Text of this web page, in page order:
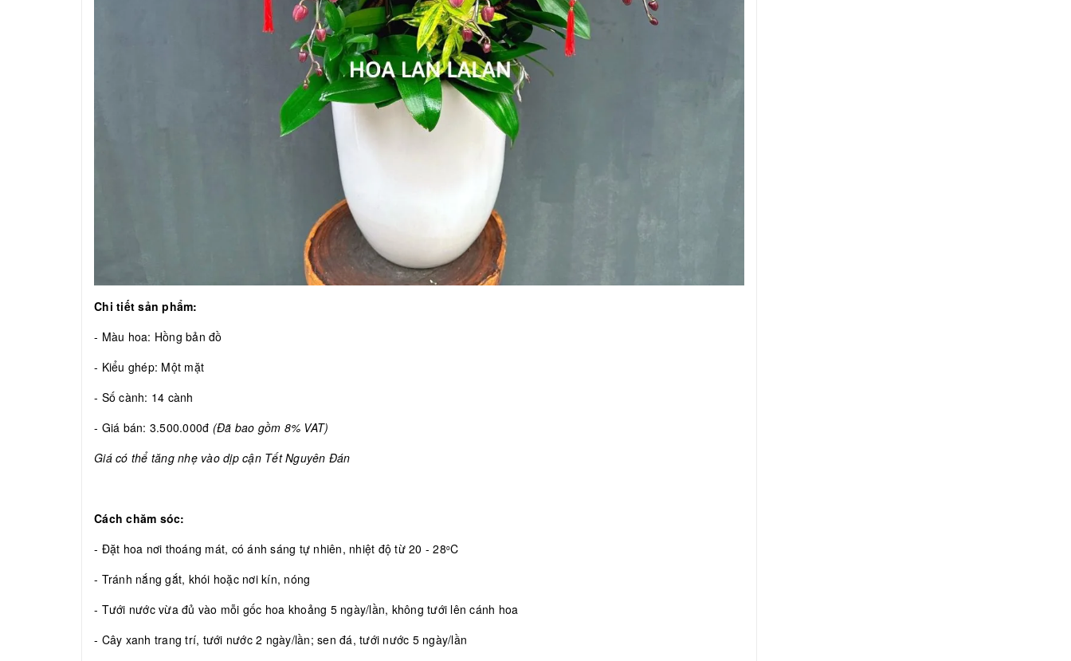
Chi tiết sản phẩm:
- Màu hoa: Hồng bản đồ
- Kiểu ghép: Một mặt
- Số cành: 14 cành
- Giá bán: 3.500.000đ (Đã bao gồm 8% VAT)
Giá có thể tăng nhẹ vào dịp cận Tết Nguyên Đán
Cách chăm sóc:
- Đặt hoa nơi thoáng mát, có ánh sáng tự nhiên, nhiệt độ từ 20 - 28oC
- Tránh nắng gắt, khói hoặc nơi kín, nóng
- Tưới nước vừa đủ vào mỗi gốc hoa khoảng 5 ngày/lần, không tưới lên cánh hoa
- Cây xanh trang trí, tưới nước 2 ngày/lần; sen đá, tưới nước 5 ngày/lần